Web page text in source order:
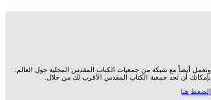
ونعمل أيضاً مع شبكة من جمعيات الكتاب المقدس المحلية حول العالم.
بإمكانك أن تجد جمعية الكتاب المقدس الأقرب لك من خلال.
الضغط هنا